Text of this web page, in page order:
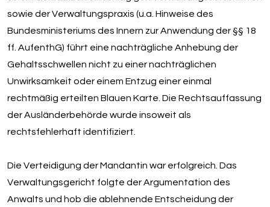
sowie der Verwaltungspraxis (u.a. Hinweise des
Bundesministeriums des Innern zur Anwendung der §§ 18
ff. AufenthG) führt eine nachträgliche Anhebung der
Gehaltsschwellen nicht zu einer nachträglichen
Unwirksamkeit oder einem Entzug einer einmal
rechtmäßig erteilten Blauen Karte. Die Rechtsauffassung
der Ausländerbehörde wurde insoweit als
rechtsfehlerhaft identifiziert.
Die Verteidigung der Mandantin war erfolgreich. Das
Verwaltungsgericht folgte der Argumentation des
Anwalts und hob die ablehnende Entscheidung der